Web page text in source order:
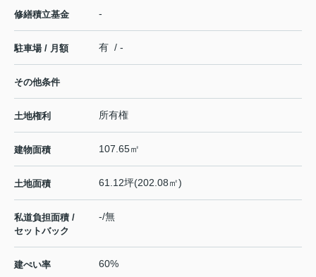
修繕積立基金 -
駐車場 / 月額 有 / -
その他条件
土地権利 所有権
建物面積 107.65㎡
土地面積 61.12坪(202.08㎡)
私道負担面積 /
セットバック
-/無
建ぺい率 60%